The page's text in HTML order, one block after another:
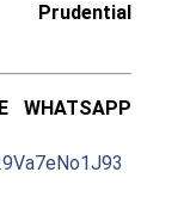
Prudential
WHATSAPP